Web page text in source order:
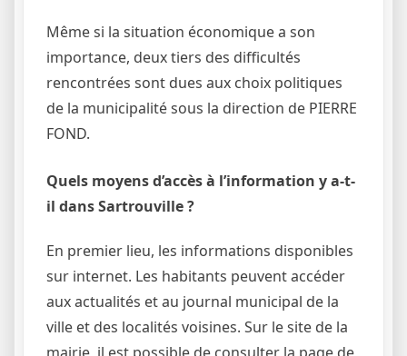
Même si la situation économique a son
importance, deux tiers des difficultés
rencontrées sont dues aux choix politiques
de la municipalité sous la direction de PIERRE
FOND.
Quels moyens d’accès à l’information y a-t-
il dans Sartrouville ?
En premier lieu, les informations disponibles
sur internet. Les habitants peuvent accéder
aux actualités et au journal municipal de la
ville et des localités voisines. Sur le site de la